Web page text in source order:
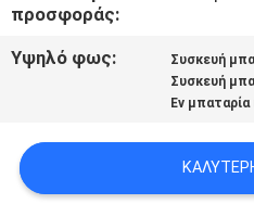
ΠΟΛΙΤΙΚΉ
ΑΠΟΡΡΉΤΟΥ
προσφοράς:
Υψηλό φως: Συσκευή
Συσκευή
Ev μπαταρία